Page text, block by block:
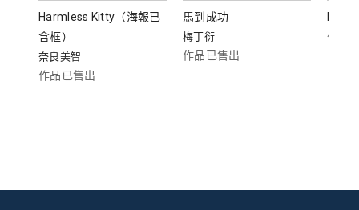
Harmless Kitty（海報已
含框）
奈良美智
作品已售出
馬到成功
梅丁衍
作品已售出
作品